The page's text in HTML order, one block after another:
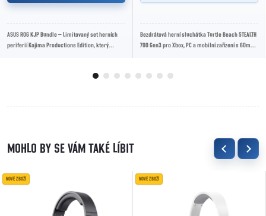
ASUS ROG KJP Bundle – Limitovaný set herních
periferií Kojima Productions Edition, který
Bezdrátová herní sluchátka Turtle Beach STEALTH
700 Gen3 pro Xbox, PC a mobilní zařízení s 60mm
NOVÉ ZBOŽÍ NOVÉ ZBOŽÍ